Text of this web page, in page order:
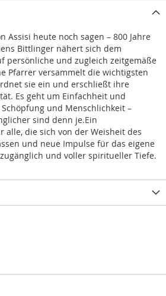
Assisi heute noch sagen – 800 Jahre
Bittlinger nähert sich dem
persönliche und zugleich zeitgemäße
Pfarrer versammelt die wichtigsten
sie ein und erschließt ihre
Es geht um Einfachheit und
und Menschlichkeit –
sind denn je.Ein
alle, die sich von der Weisheit des
und neue Impulse für das eigene
und voller spiritueller Tiefe.